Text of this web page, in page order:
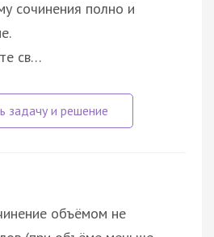
сочинения полно и
св…
объёмом не